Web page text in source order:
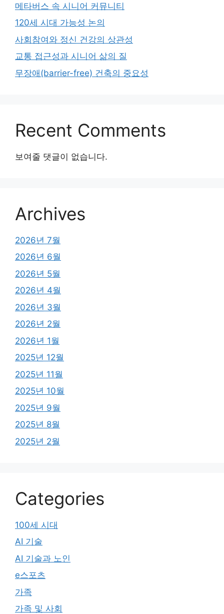
메타버스 속 시니어 커뮤니티
120세 시대 가능성 논의
사회참여와 정신 건강의 상관성
교통 접근성과 시니어 삶의 질
무장애(barrier-free) 건축의 중요성
Recent Comments
보여줄 댓글이 없습니다.
Archives
2026년 7월
2026년 6월
2026년 5월
2026년 4월
2026년 3월
2026년 2월
2026년 1월
2025년 12월
2025년 11월
2025년 10월
2025년 9월
2025년 8월
2025년 2월
Categories
100세 시대
AI 기술
AI 기술과 노인
e스포츠
가족
가족 및 사회